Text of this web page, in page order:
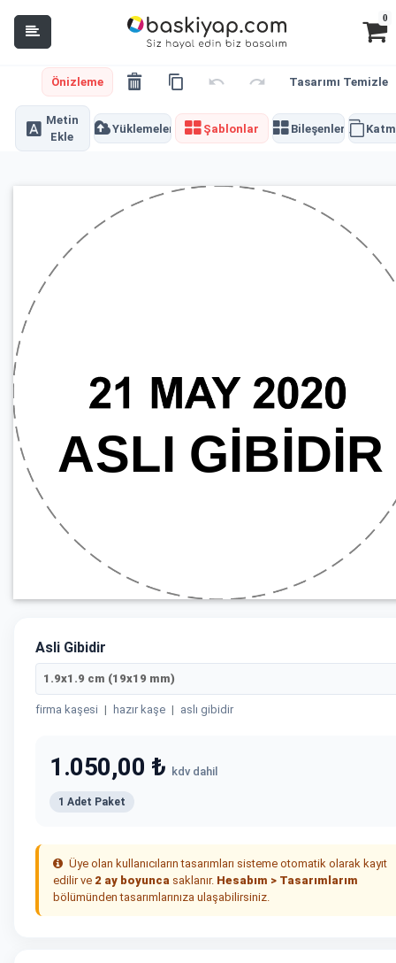
0
Önizleme Tasarımı Temizle
Metin
Ekle
Yüklemeler Şablonlar Bileşenler
Asli Gibidir
1.9x1.9 cm (19x19 mm)
firma kaşesi | hazır kaşe | aslı gibidir
1.050,00 ₺ kdv dahil
1 Adet Paket
Üye olan kullanıcıların tasarımları sisteme otomatik olarak kayıt
edilir ve 2 ay boyunca saklanır. Hesabım > Tasarımlarım
bölümünden tasarımlarınıza ulaşabilirsiniz.